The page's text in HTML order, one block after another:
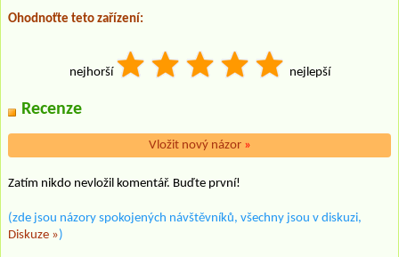
Ohodnoťte teto zařízení:
nejhorší nejlepší
Recenze
Vložit nový názor »
Zatím nikdo nevložil komentář. Buďte první!
(zde jsou názory spokojených návštěvníků, všechny jsou v diskuzi,
Diskuze »)